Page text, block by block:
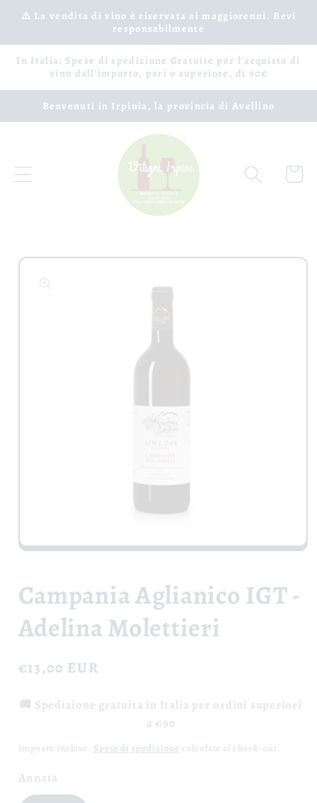
Vai
direttamente
⚠️ La vendita di vino è riservata ai maggiorenni. Bevi
responsabilmente
In Italia: Spese di spedizione Gratuite per l'acquisto di
vino dall'importo, pari o superiore, di 90€
Benvenuti in Irpinia, la provincia di Avellino
Carrello
Passa alle
informazioni
sul prodotto
Apri
in
finestra
Campania Aglianico IGT -
Adelina Molettieri
Prezzo
listino
€13,00 EUR
🚚 Spedizione gratuita in Italia per ordini superiori
a €90
Imposte incluse. Spese di spedizione calcolate al check-out.
Annata